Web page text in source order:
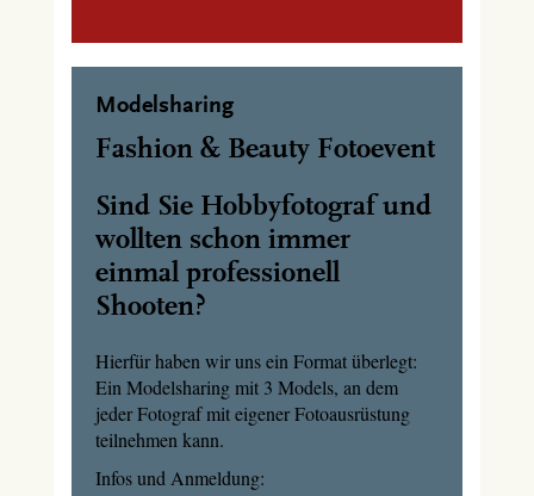
Modelsharing
Fashion & Beauty Fotoevent
Sind Sie Hobbyfotograf und
wollten schon immer
einmal professionell
Shooten?
Hierfür haben wir uns ein Format überlegt:
Ein Modelsharing mit 3 Models, an dem
jeder Fotograf mit eigener Fotoausrüstung
teilnehmen kann.
Infos und Anmeldung: